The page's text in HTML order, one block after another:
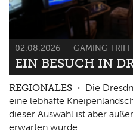
02.08.2026 GAMING
EIN BESUCH IN
REGIONALES
Die
eine lebhafte
dieser Auswahl ist aber
erwarten würde.